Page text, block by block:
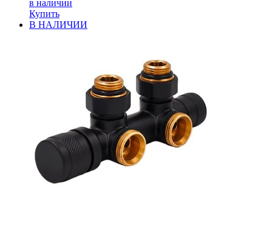
в наличии
Купить
В НАЛИЧИИ